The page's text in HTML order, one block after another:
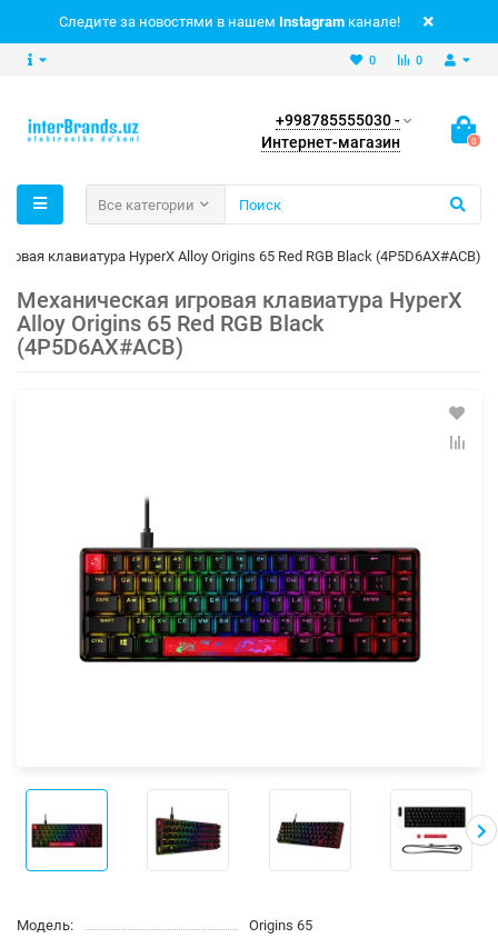
Следите за новостями в нашем Instagram канале!
0
0
+998785555030 -
Интернет-магазин
0
Все категории
клавиатура HyperX Alloy Origins 65 Red RGB Black (4P5D6AX#ACB)
Механическая игровая клавиатура HyperX
Alloy Origins 65 Red RGB Black
(4P5D6AX#ACB)
Модель:
Origins 65